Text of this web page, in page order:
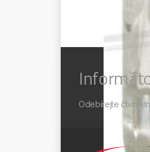
Odebírejte